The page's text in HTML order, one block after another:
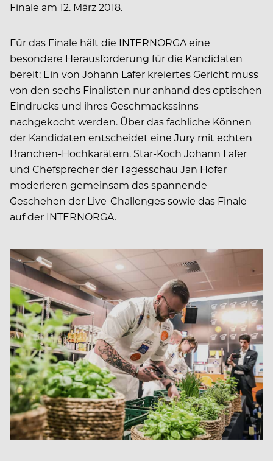
Finale am 12. März 2018.
Für das Finale hält die INTERNORGA eine
besondere Herausforderung für die Kandidaten
bereit: Ein von Johann Lafer kreiertes Gericht muss
von den sechs Finalisten nur anhand des optischen
Eindrucks und ihres Geschmackssinns
nachgekocht werden. Über das fachliche Können
der Kandidaten entscheidet eine Jury mit echten
Branchen-Hochkarätern. Star-Koch Johann Lafer
und Chefsprecher der Tagesschau Jan Hofer
moderieren gemeinsam das spannende
Geschehen der Live-Challenges sowie das Finale
auf der INTERNORGA.